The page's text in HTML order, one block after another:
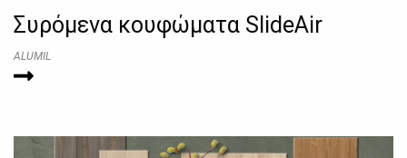
Συρόμενα κουφώματα SlideAir
ALUMIL